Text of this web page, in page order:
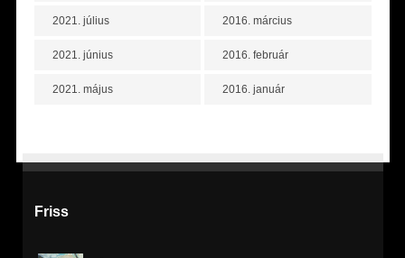
2021. július
2021. június
2021. május
2016. március
2016. február
2016. január
Friss